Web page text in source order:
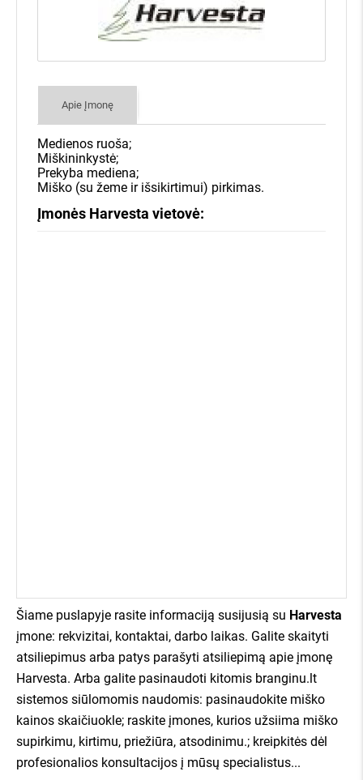
Apie Įmonę
Medienos ruoša;
Miškininkystė;
Prekyba mediena;
Miško (su žeme ir išsikirtimui) pirkimas.
Įmonės Harvesta vietovė:
Šiame puslapyje rasite informaciją susijusią su Harvesta
įmone: rekvizitai, kontaktai, darbo laikas. Galite skaityti
atsiliepimus arba patys parašyti atsiliepimą apie įmonę
Harvesta. Arba galite pasinaudoti kitomis branginu.lt
sistemos siūlomomis naudomis: pasinaudokite miško
kainos skaičiuokle; raskite įmones, kurios užsiima miško
supirkimu, kirtimu, priežiūra, atsodinimu.; kreipkitės dėl
profesionalios konsultacijos į mūsų specialistus...
užklausą, įvesdami savo miško
sklypo kadastrinį numerį bei savo
kontaktus.
įmonių visoje Lietuvoje.
Įmonės, kurioms Jūsų miškas